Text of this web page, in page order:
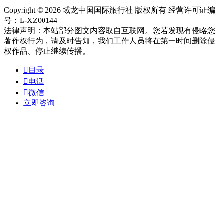
Copyright © 2026 域龙中国国际旅行社 版权所有 经营许可证编
号：L-XZ00144
法律声明：本站部分图文内容取自互联网。您若发现有侵略您
著作权行为，请及时告知，我们工作人员将在第一时间删除侵
权作品、停止继续传播。
 目录
电话
微信
立即咨询